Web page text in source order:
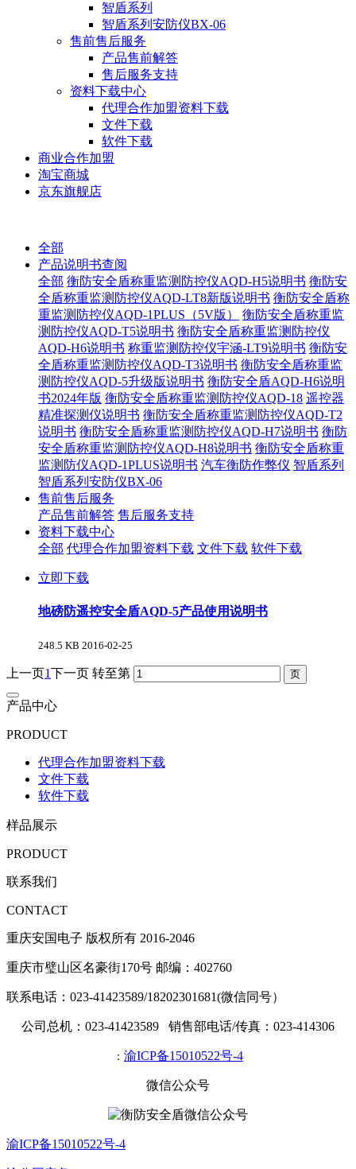
智盾系列
智盾系列安防仪BX-06
售前售后服务
产品售前解答
售后服务支持
资料下载中心
代理合作加盟资料下载
文件下载
软件下载
商业合作加盟
淘宝商城
京东旗舰店
全部
产品说明书查阅
全部 衡防安全盾称重监测防控仪AQD-H5说明书 衡防安
全盾称重监测防控仪AQD-LT8新版说明书 衡防安全盾称
重监测防控仪AQD-1PLUS（5V版）
衡防安全盾称重监
测防控仪AQD-T5说明书 衡防安全盾称重监测防控仪
AQD-H6说明书 称重监测防控仪宇涵-LT9说明书 衡防安
全盾称重监测防控仪AQD-T3说明书 衡防安全盾称重监
测防控仪AQD-5升级版说明书 衡防安全盾AQD-H6说明
书2024年版 衡防安全盾称重监测防控仪AQD-18 遥控器
精准探测仪说明书 衡防安全盾称重监测防控仪AQD-T2
说明书 衡防安全盾称重监测防控仪AQD-H7说明书 衡防
安全盾称重监测防控仪AQD-H8说明书 衡防安全盾称重
监测防仪AQD-1PLUS说明书 汽车衡防作弊仪 智盾系列
智盾系列安防仪BX-06
售前售后服务
产品售前解答 售后服务支持
资料下载中心
全部 代理合作加盟资料下载 文件下载 软件下载
立即下载
地磅防遥控安全盾AQD-5产品使用说明书
248.5 KB 2016-02-25
上一页1下一页 转至第
产品中心
PRODUCT
代理合作加盟资料下载
文件下载
软件下载
样品展示
PRODUCT
联系我们
CONTACT
重庆安国电子 版权所有 2016-2046
重庆市璧山区名豪街170号 邮编：402760
联系电话：023-41423589/18202301681(微信同号）
公司总机：023-41423589 销售部电话/传真：023-414306
： 渝ICP备15010522号-4
微信公众号
渝ICP备15010522号-4